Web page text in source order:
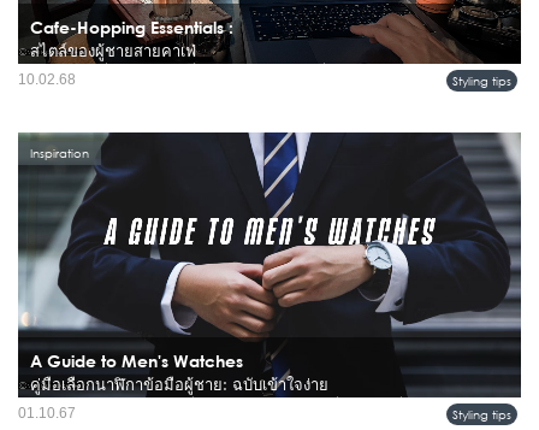
Cafe-Hopping Essentials :
สไตล์ของผู้ชายสายคาเฟ่
สำหรับผู้ชายที่รักการออกไปนั่งชิลในคาเฟ่ ไม่ว่าจะเพื่อจิบกาแฟดี ๆ ถ่ายรูปเท่ ๆ หรือ
Styling tips
10.02.68
A Guide to Men's Watches
คู่มือเลือกนาฬิกาข้อมือผู้ชาย: ฉบับเข้าใจง่าย
นาฬิกาข้อมือ ไม่เพียงเป็นเครื่องบอกเวลา แต่ยังเป็นเครื่องประดับที่สะท้อนรสนิยม
และบุคลิกภาพของผู้ชายอีกด้วย การเลือกนาฬิกาให้เข้ากับไลฟ์สไตล์และโอกาสต่างๆ
Inspiration
Styling tips
01.10.67